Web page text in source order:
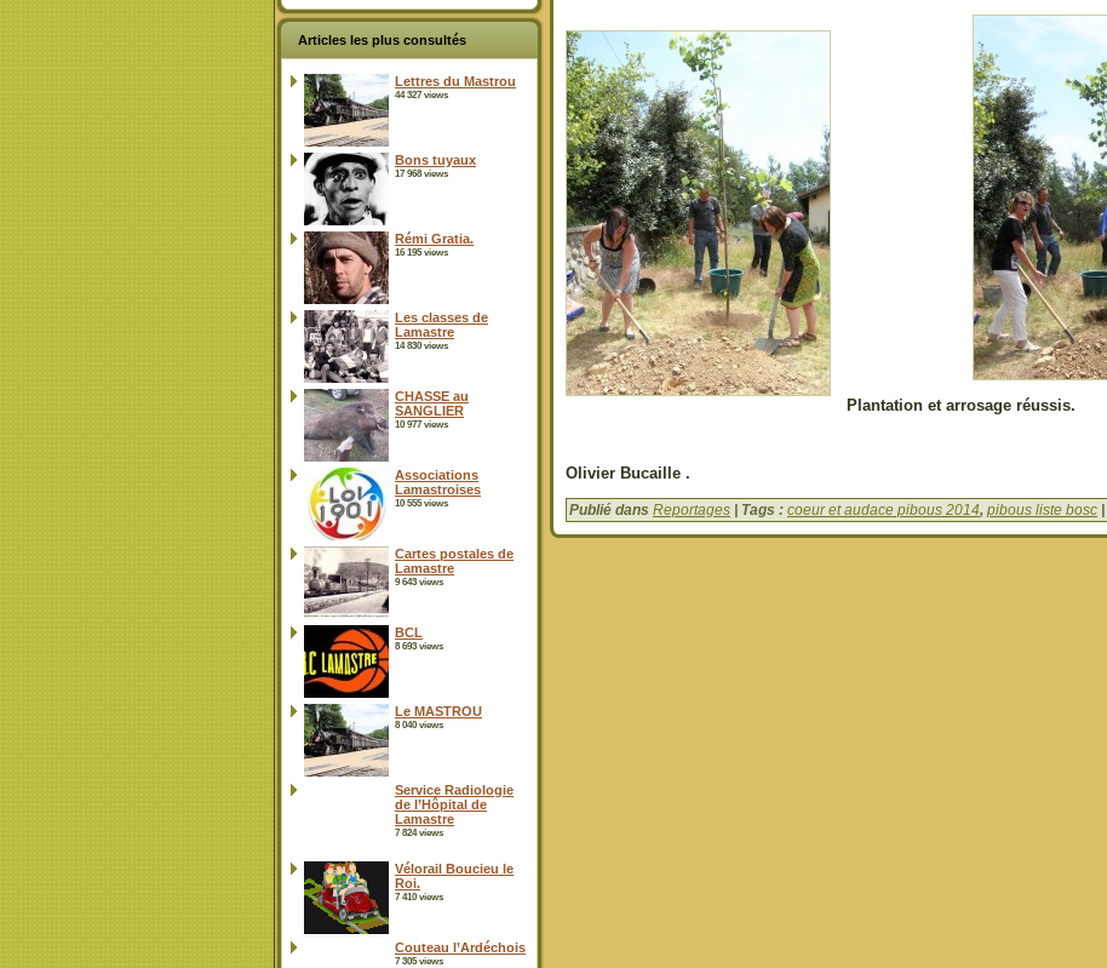
Articles les plus consultés
Lettres du Mastrou
44 327 views
Bons tuyaux
17 968 views
Rémi Gratia.
16 195 views
Les classes de
Lamastre
14 830 views
CHASSE au
SANGLIER
10 977 views
Associations
Lamastroises
10 555 views
Cartes postales de
Lamastre
9 643 views
BCL
8 693 views
Le MASTROU
8 040 views
Service Radiologie
de l’Hôpital de
Lamastre
7 824 views
Vélorail Boucieu le
Roi.
7 410 views
Couteau l’Ardéchois
7 305 views
Plantation et arrosage réussis.
Olivier Bucaille .
Publié dans Reportages | Tags : coeur et audace pibous 2014, pibous liste bosc |